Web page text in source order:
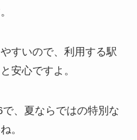
すいので、利用する駅
安心ですよ。
、夏ならではの特別な
。